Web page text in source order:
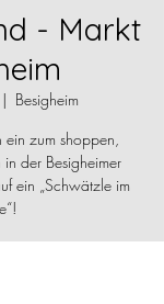
- Markt
Besigheim
zum shoppen,
der Besigheimer
ein „Schwätzle im